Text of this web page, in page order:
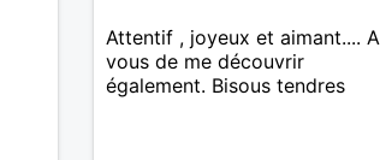
Attentif , joyeux et aimant.... A
vous de me découvrir
également. Bisous tendres